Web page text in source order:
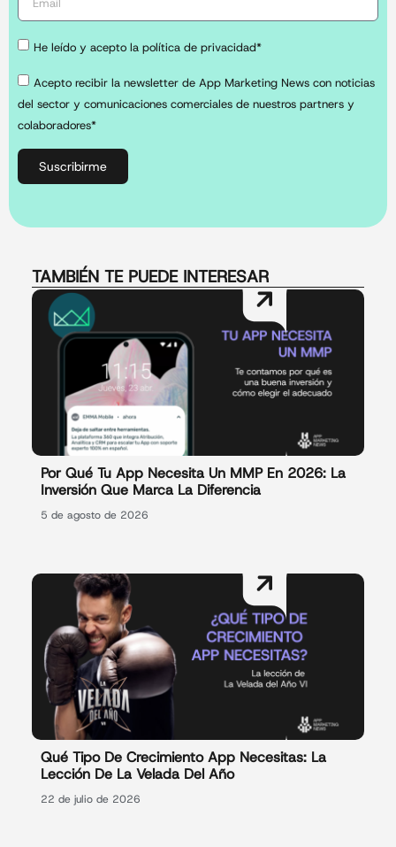
He leído y acepto la política de privacidad*
Acepto recibir la newsletter de App Marketing News con noticias
del sector y comunicaciones comerciales de nuestros partners y
colaboradores*
Suscribirme
TAMBIÉN TE PUEDE INTERESAR
Por Qué Tu App Necesita Un MMP En 2026: La
Inversión Que Marca La Diferencia
5 de agosto de 2026
Qué Tipo De Crecimiento App Necesitas: La
Lección De La Velada Del Año
22 de julio de 2026